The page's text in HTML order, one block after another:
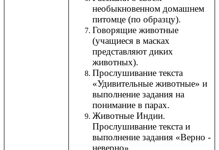
необыкновенном домашнем
питомце (по образцу).
Говорящие животные
(учащиеся в масках
представляют диких
животных).
Прослушивание текста
«Удивительные животные» и
выполнение задания на
понимание в парах.
Животные Индии.
Прослушивание текста и
выполнение задания «Верно -
неверно».